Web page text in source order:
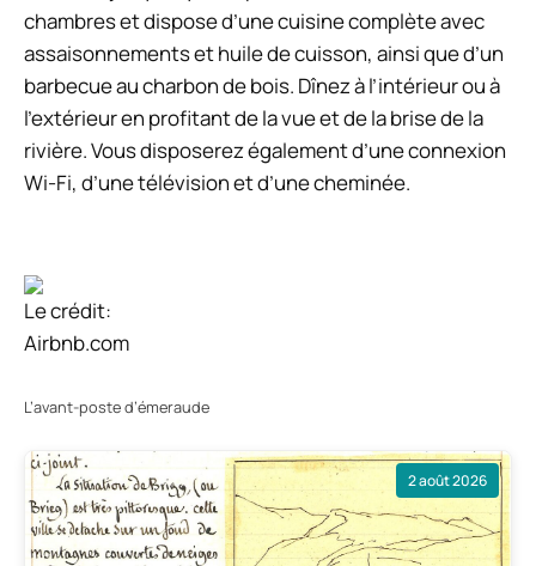
chambres et dispose d’une cuisine complète avec
assaisonnements et huile de cuisson, ainsi que d’un
barbecue au charbon de bois. Dînez à l’intérieur ou à
l’extérieur en profitant de la vue et de la brise de la
rivière. Vous disposerez également d’une connexion
Wi-Fi, d’une télévision et d’une cheminée.
Le crédit:
Airbnb.com
L’avant-poste d’émeraude
2 août 2026